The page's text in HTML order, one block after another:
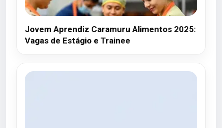
Jovem Aprendiz Caramuru Alimentos 2025:
Vagas de Estágio e Trainee